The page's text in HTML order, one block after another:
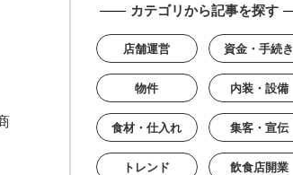
カテゴリから記事を探す
店舗運営 資金・手続き
物件 内装・設備
食材・仕入れ 集客・宣伝
トレンド 飲食店開業